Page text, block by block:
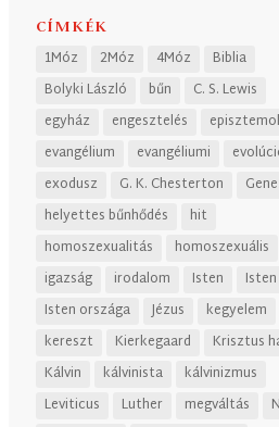
CÍMKÉK
1Móz 2Móz 4Móz
Biblia
Bolyki László
bűn
C. S. Lewis
egyház
engesztelés
evangélium
evangéliumi
exodusz
G. K. Chesterton
helyettes bűnhődés
hit
homoszexualitás
homoszexuális
igazság
irodalom Isten
Isten országa
Jézus
kegyelem
kereszt
Kierkegaard
Krisztus
Kálvin
kálvinista
kálvinizmus
Leviticus
Luther megváltás